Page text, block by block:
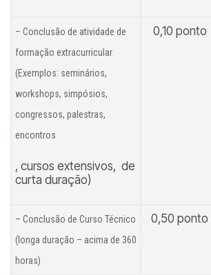
– Conclusão de atividade de
formação extracurricular
(Exemplos: seminários,
workshops, simpósios,
congressos, palestras,
encontros
, cursos extensivos, de
curta duração)
0,10 ponto
– Conclusão de Curso Técnico
(longa duração – acima de 360
horas)
0,50 ponto